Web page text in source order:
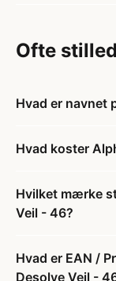
Ofte
Hvad er navnet
Hvad koster
Hvilket mærke
Veil - 46?
Hvad er EAN /
Desolve Veil -